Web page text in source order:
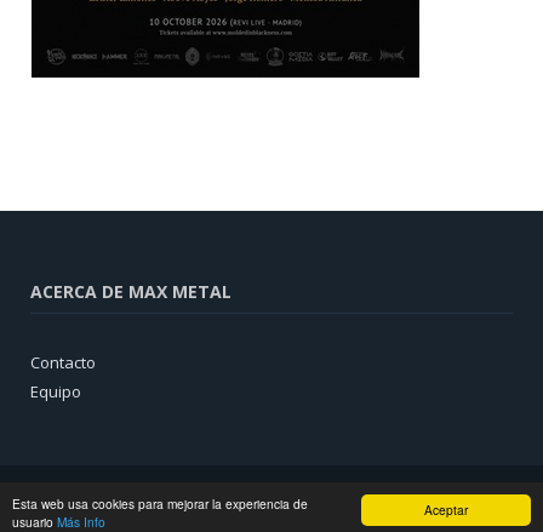
Aceptar
Esta web usa cookies para mejorar la experiencia de
usuario Más Info
ACERCA DE MAX METAL
Contacto
Equipo